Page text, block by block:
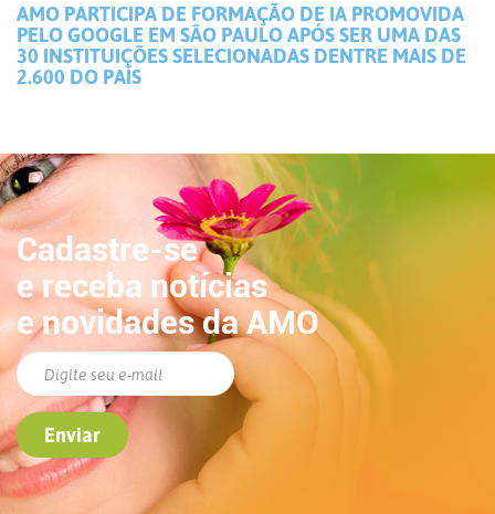
AMO PARTICIPA DE FORMAÇÃO DE IA PROMOVIDA
PELO GOOGLE EM SÃO PAULO APÓS SER UMA DAS
30 INSTITUIÇÕES SELECIONADAS DENTRE MAIS DE
2.600 DO PAÍS
Cadastre-se
e receba notícias
e novidades da AMO